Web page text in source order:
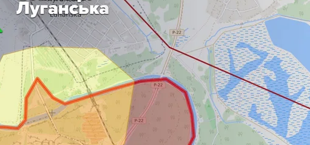
Национальная полиция и подразделения по чрезвычайным
которые обеспечивают жизнедеятельность и
местного населения»,—объяснил в эфире
командующего Операции объединенных сил
оправдались: им выплачивают пенсии, обеспечивают
и дровами.
преграда— река Северский Донец,мост через
боевиков расположен сразу за мостом, поэтому их